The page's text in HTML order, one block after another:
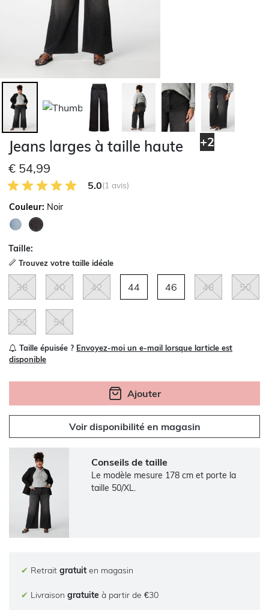
+2
Jeans larges à taille haute
€ 54,99
5.0 sur 5 avis des clients
5.0(1 avis)
Couleur: Noir
Taille:
Trouvez votre taille idéale
38 40 42 44 46 48 50
52 54
Taille épuisée ? Envoyez-moi un e-mail lorsque larticle est
disponible
Ajouter
Voir disponibilité en magasin
Conseils de taille
Le modèle mesure 178 cm et porte la
taille 50/XL.
✔ Retrait gratuit en magasin
✔ Livraison gratuite à partir de €30